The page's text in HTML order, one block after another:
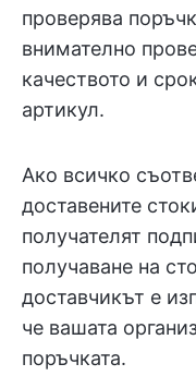
проверява
внимателно
качеството и
артикул.
Ако всичко
доставените
получателят
получаване на
доставчикът е
че вашата
поръчката.